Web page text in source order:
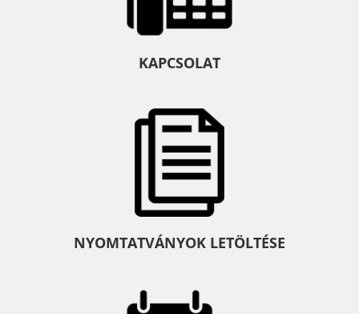
KAPCSOLAT
NYOMTATVÁNYOK LETÖLTÉSE